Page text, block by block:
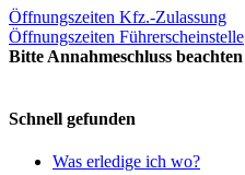
Öffnungszeiten Kfz.-Zulassung
Öffnungszeiten Führerscheinstelle
Bitte Annahmeschluss beachten
Schnell gefunden
Was erledige ich wo?